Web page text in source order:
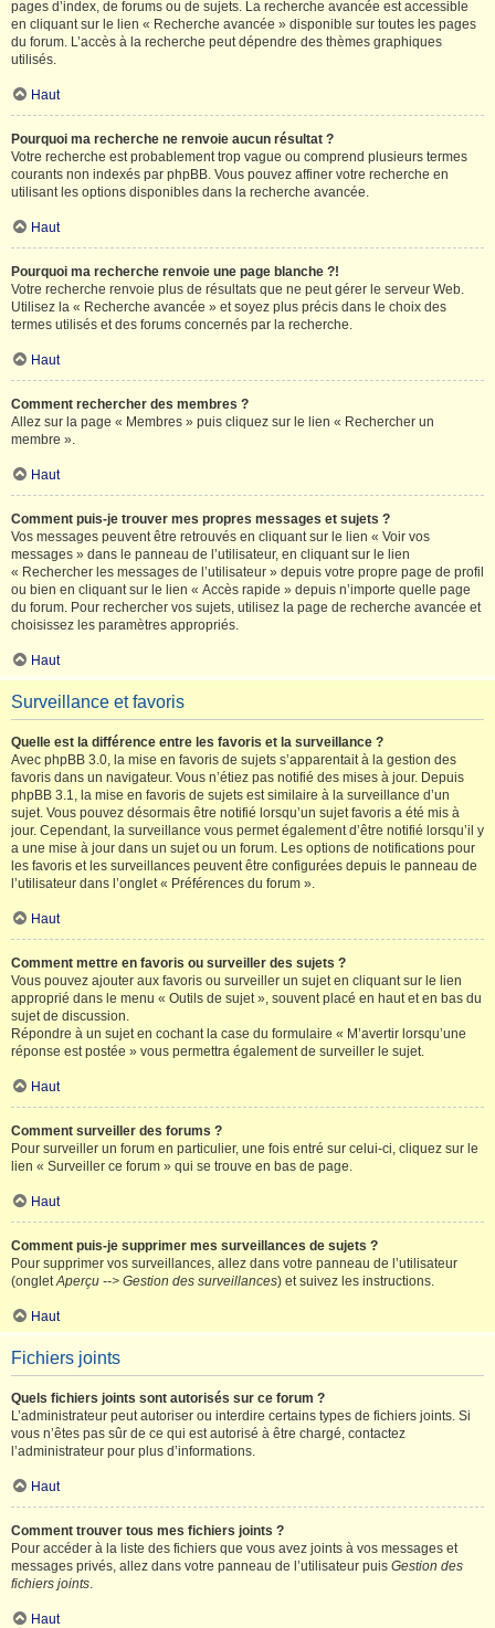
pages d’index, de forums ou de sujets. La recherche avancée est accessible
en cliquant sur le lien « Recherche avancée » disponible sur toutes les pages
du forum. L’accès à la recherche peut dépendre des thèmes graphiques
utilisés.
Haut
Pourquoi ma recherche ne renvoie aucun résultat ?
Votre recherche est probablement trop vague ou comprend plusieurs termes
courants non indexés par phpBB. Vous pouvez affiner votre recherche en
utilisant les options disponibles dans la recherche avancée.
Haut
Pourquoi ma recherche renvoie une page blanche ?!
Votre recherche renvoie plus de résultats que ne peut gérer le serveur Web.
Utilisez la « Recherche avancée » et soyez plus précis dans le choix des
termes utilisés et des forums concernés par la recherche.
Haut
Comment rechercher des membres ?
Allez sur la page « Membres » puis cliquez sur le lien « Rechercher un
membre ».
Haut
Comment puis-je trouver mes propres messages et sujets ?
Vos messages peuvent être retrouvés en cliquant sur le lien « Voir vos
messages » dans le panneau de l’utilisateur, en cliquant sur le lien
« Rechercher les messages de l’utilisateur » depuis votre propre page de profil
ou bien en cliquant sur le lien « Accès rapide » depuis n’importe quelle page
du forum. Pour rechercher vos sujets, utilisez la page de recherche avancée et
choisissez les paramètres appropriés.
Haut
Surveillance et favoris
Quelle est la différence entre les favoris et la surveillance ?
Avec phpBB 3.0, la mise en favoris de sujets s’apparentait à la gestion des
favoris dans un navigateur. Vous n’étiez pas notifié des mises à jour. Depuis
phpBB 3.1, la mise en favoris de sujets est similaire à la surveillance d’un
sujet. Vous pouvez désormais être notifié lorsqu’un sujet favoris a été mis à
jour. Cependant, la surveillance vous permet également d’être notifié lorsqu’il y
a une mise à jour dans un sujet ou un forum. Les options de notifications pour
les favoris et les surveillances peuvent être configurées depuis le panneau de
l’utilisateur dans l’onglet « Préférences du forum ».
Haut
Comment mettre en favoris ou surveiller des sujets ?
Vous pouvez ajouter aux favoris ou surveiller un sujet en cliquant sur le lien
approprié dans le menu « Outils de sujet », souvent placé en haut et en bas du
sujet de discussion.
Répondre à un sujet en cochant la case du formulaire « M’avertir lorsqu’une
réponse est postée » vous permettra également de surveiller le sujet.
Haut
Comment surveiller des forums ?
Pour surveiller un forum en particulier, une fois entré sur celui-ci, cliquez sur le
lien « Surveiller ce forum » qui se trouve en bas de page.
Haut
Comment puis-je supprimer mes surveillances de sujets ?
Pour supprimer vos surveillances, allez dans votre panneau de l’utilisateur
(ongletAperçu --> Gestion des surveillances) et suivez les instructions.
Haut
Fichiers joints
Quels fichiers joints sont autorisés sur ce forum ?
L’administrateur peut autoriser ou interdire certains types de fichiers joints. Si
vous n’êtes pas sûr de ce qui est autorisé à être chargé, contactez
l’administrateur pour plus d’informations.
Haut
Comment trouver tous mes fichiers joints ?
Pour accéder à la liste des fichiers que vous avez joints à vos messages et
messages privés, allez dans votre panneau de l’utilisateur puis Gestion des
fichiers joints.
Haut